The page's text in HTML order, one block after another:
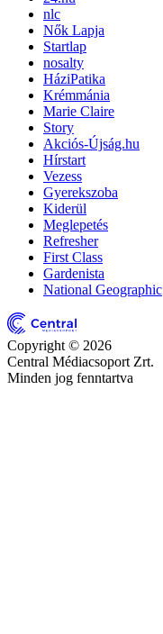
nlc
Nők Lapja
Startlap
nosalty
HáziPatika
Krémmánia
Marie Claire
Story
Akciós-Újság.hu
Hírstart
Vezess
Gyerekszoba
Kiderül
Meglepetés
Refresher
First Class
Gardenista
National Geographic
Copyright © 2026
Central Médiacsoport Zrt.
Minden jog fenntartva